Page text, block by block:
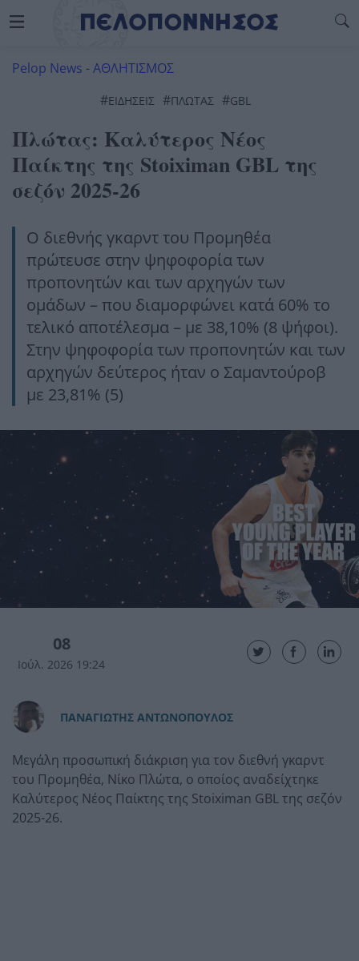
Pelop News -ΑΘΛΗΤΙΣΜΟΣ
#ΕΙΔΗΣΕΙΣ #ΠΛΏΤΑΣ #GBL
Πλώτας: Καλύτερος Νέος
Παίκτης της Stoiximan GBL της
σεζόν 2025-26
Ο διεθνής γκαρντ του Προμηθέα
πρώτευσε στην ψηφοφορία των
προπονητών και των αρχηγών των
ομάδων – που διαμορφώνει κατά 60% το
τελικό αποτέλεσμα – με 38,10% (8 ψήφοι).
Στην ψηφοφορία των προπονητών και των
αρχηγών δεύτερος ήταν ο Σαμαντούροβ
με 23,81% (5)
08
Ιούλ. 2026 19:24
ΠAΝΑΓΙΩΤΗΣ ΑΝΤΩΝΟΠΟΥΛΟΣ
Μεγάλη προσωπική διάκριση για τον διεθνή γκαρντ
του Προμηθέα, Νίκο Πλώτα, ο οποίος αναδείχτηκε
Καλύτερος Νέος Παίκτης της Stoiximan GBL της σεζόν
2025-26.